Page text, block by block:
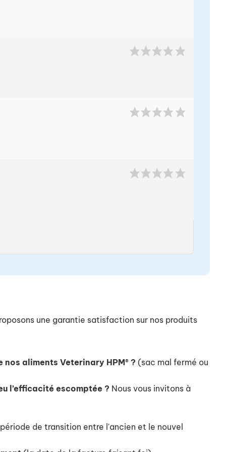
une garantie satisfaction sur nos produits
aliments Veterinary HPM® ? (sac mal fermé ou
l’efficacité escomptée ? Nous vous invitons à
de transition entre l'ancien et le nouvel